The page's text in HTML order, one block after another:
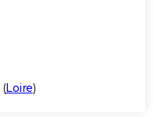
(Loire)